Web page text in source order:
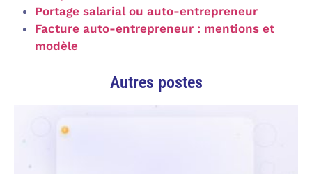
Portage salarial ou auto-entrepreneur
Facture auto-entrepreneur : mentions et
modèle
Autres postes